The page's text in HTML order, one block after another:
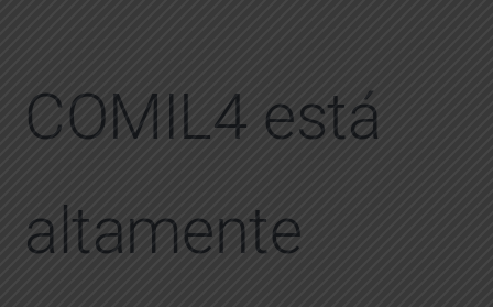
COMIL4 está
altamente